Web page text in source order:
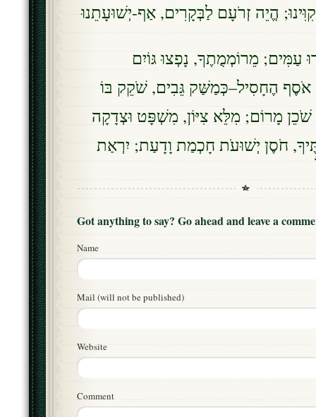
הֱיֵה זְרֹעָם לַבְּקָרִים, אַף-יְשׁוּעָתֵנוּ
עַמִּים; מֵרוֹמְמֻתֶךָ, נָפְצוּ גּוֹיִם
הֶחָסִיל–כְּמַשַּׁק גֵּבִים, שֹׁקֵק בּוֹ
שֹׁכֵן מָרוֹם; מִלֵּא צִיּוֹן, מִשְׁפָּט וּצְדָקָה
חֹסֶן יְשׁוּעֹת חָכְמַת וָדָעַת; יִרְאַת
Got anything to say? Go ahead and leave a
Name
Mail (will not be published)
Website
Comment